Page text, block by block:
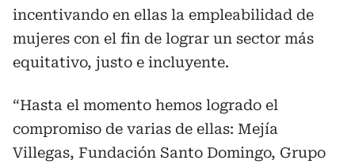
incentivando en ellas la empleabilidad de
mujeres con el fin de lograr un sector más
equitativo, justo e incluyente.
“Hasta el momento hemos logrado el
compromiso de varias de ellas: Mejía
Villegas, Fundación Santo Domingo, Grupo